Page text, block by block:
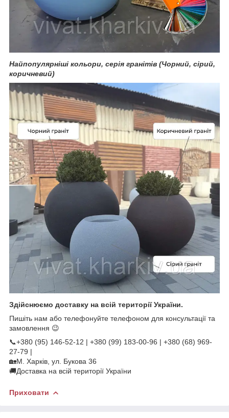
Найпопулярніші кольори, серія гранітів (Чорний, сірий,
коричневий)
Здійснюємо доставку на всій території України.
Пишіть нам або телефонуйте телефоном для консультації та
замовлення 😉
📞+380 (95) 146-52-12 | +380 (99) 183-00-96 | +380 (68) 969-
27-79 |
🏡М. Харків, ул. Букова 36
🚚Доставка на всій території України
Приховати